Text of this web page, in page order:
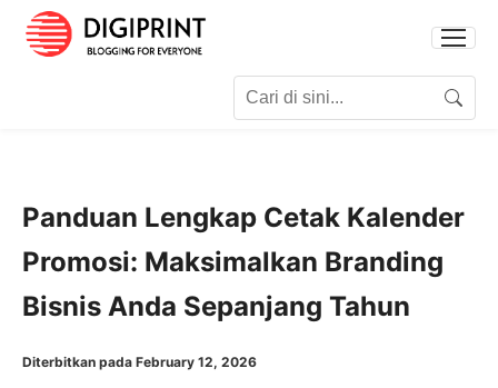
Search
Panduan Lengkap Cetak Kalender
Promosi: Maksimalkan Branding
Bisnis Anda Sepanjang Tahun
Diterbitkan pada February 12, 2026